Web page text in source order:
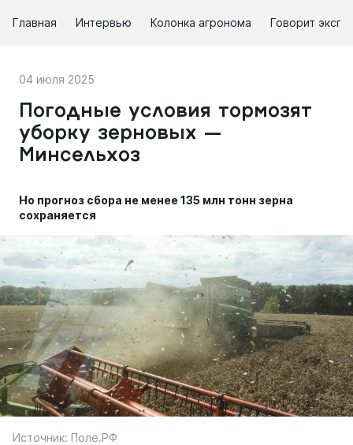
Главная Интервью Колонка агронома Говорит
04 июля 2025
Погодные условия тормозят
уборку зерновых —
Минсельхоз
Но прогноз сбора не менее 135 млн тонн зерна
сохраняется
Источник: Поле.РФ